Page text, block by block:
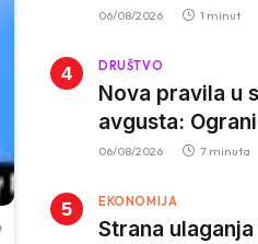
vrbovanje i
06/08/2026 1 minut
DRUŠTVO
Nova pravila u
avgusta:
trotinetima i
djece
06/08/2026 7 minuta
EKONOMIJA
Strana